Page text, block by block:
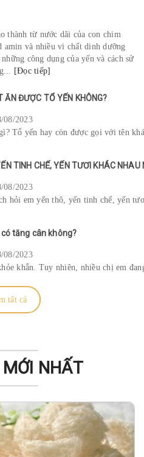
thành từ nước dãi của con chim
amin và nhiều vi chất dinh dưỡng
công dụng của yến và cách sử
[Đọc tiếp]
ĂN ĐƯỢC TỔ YẾN KHÔNG?
08/2023
Tổ yến hay còn được gọi với tên
TINH CHẾ, YẾN TƯƠI KHÁC NHAU
08/2023
hỏi em yến thô, yến tinh chế, yến
tăng cân không?
08/2023
khắn. Tuy nhiên, nhiều chị em
tất cả
NHẤT